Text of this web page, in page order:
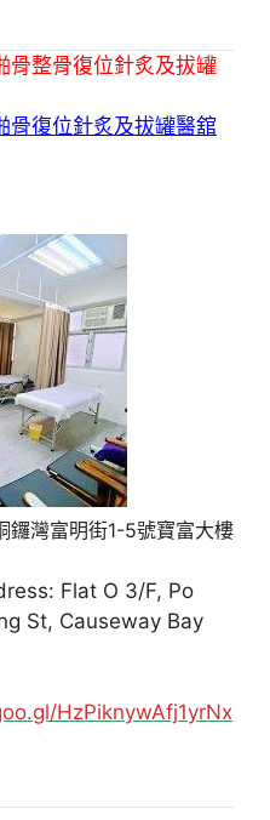
骨整骨復位針炙及拔罐
骨復位針炙及拔罐醫舘
鑼灣富明街1-5號寶富大樓
Flat O 3/F, Po
St, Causeway Bay
HzPiknywAfj1yrNx